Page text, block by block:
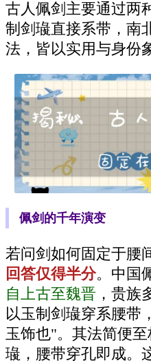
古人佩剑主要通过两
制剑璏直接系带，南
法，皆以实用与身份
佩剑的千年演变
若问剑如何固定于腰
回答仅得半分。中国
自上古至魏晋 ，贵
以玉制剑璏穿系腰带
玉饰也"。其法简便
璏，腰带穿孔即成。